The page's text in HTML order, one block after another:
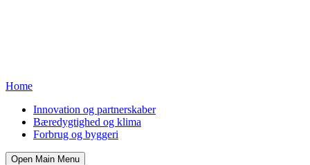
Home
Innovation og partnerskaber
Bæredygtighed og klima
Forbrug og byggeri
Open Main Menu